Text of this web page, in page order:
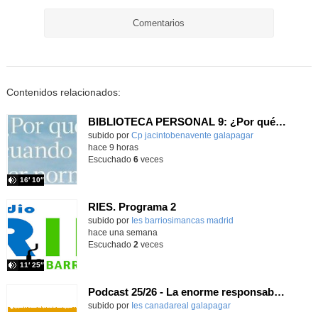
Comentarios
Contenidos relacionados:
BIBLIOTECA PERSONAL 9: ¿Por qué ser feliz cuando puedes ser normal?
Contenido educativo.
subido por Cp jacintobenavente galapagar
16′ 10″
-
hace 9 horas
Escuchado 6veces
RIES. Programa 2
Contenido educativo.
subido por Ies barriosimancas madrid
11′ 25″
hace una semana
Escuchado 2veces
Podcast 25/26 - La enorme responsabilidad de ser juez
subido por Ies canadareal galapagar-